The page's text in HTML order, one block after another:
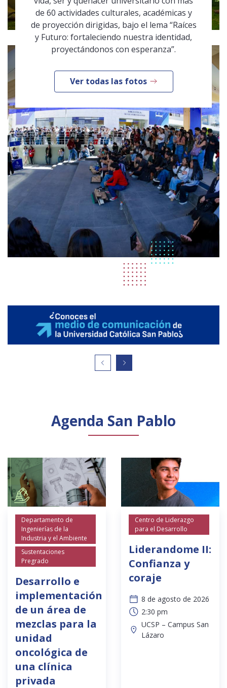
de 60 actividades culturales, académicas y
de proyección dirigidas, bajo el lema “Raíces
y Futuro: fortaleciendo nuestra identidad,
proyectándonos con esperanza”.
Ver todas las fotos
Agenda San Pablo
Departamento de
Ingenierías de la
Industria y el Ambiente
Sustentaciones
Pregrado
Desarrollo e
implementación
de un área de
mezclas para la
unidad
oncológica de
una clínica
privada
Centro de Liderazgo
para el Desarrollo
Liderandome II:
Confianza y
coraje
8 de agosto de 2026
2:30 pm
UCSP – Campus San
Lázaro